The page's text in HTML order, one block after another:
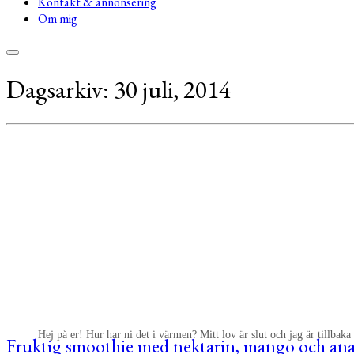
Om mig
Dagsarkiv: 30 juli, 2014
Hej på er! Hur har ni det i värmen? Mitt lov är slut och jag är
Fruktig smoothie med nektarin, mango och